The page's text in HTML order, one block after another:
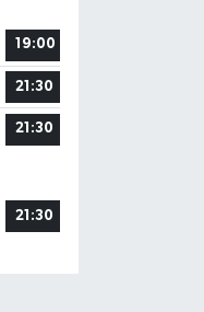
19:00
21:30
21:30
21:30